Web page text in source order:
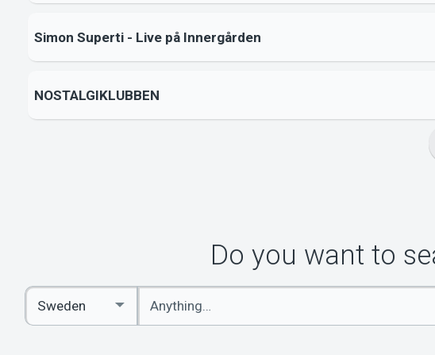
Simon Superti - Live på Innergården
NOSTALGIKLUBBEN
Do you want to
Enter
keywords
Select
Country